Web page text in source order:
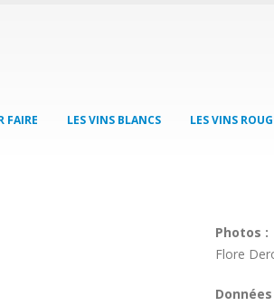
FAIRE LES VINS BLANCS LES VINS
Photos :
Flore